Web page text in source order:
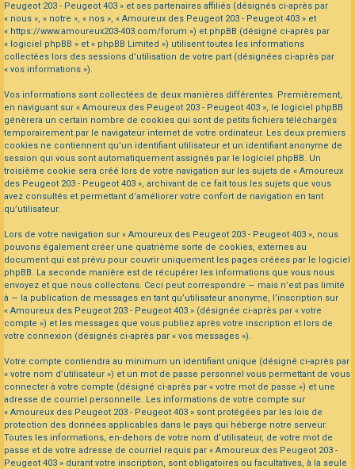
Peugeot 203 - Peugeot 403 » et ses partenaires affiliés (désignés ci-après par
« nous », « notre », « nos », « Amoureux des Peugeot 203 - Peugeot 403 » et
« https://www.amoureux203-403.com/forum ») et phpBB (désigné ci-après par
« logiciel phpBB » et « phpBB Limited ») utilisent toutes les informations
collectées lors des sessions d’utilisation de votre part (désignées ci-après par
« vos informations »).
Vos informations sont collectées de deux manières différentes. Premièrement,
en naviguant sur « Amoureux des Peugeot 203 - Peugeot 403 », le logiciel phpBB
génèrera un certain nombre de cookies qui sont de petits fichiers téléchargés
temporairement par le navigateur internet de votre ordinateur. Les deux premiers
cookies ne contiennent qu’un identifiant utilisateur et un identifiant anonyme de
session qui vous sont automatiquement assignés par le logiciel phpBB. Un
troisième cookie sera créé lors de votre navigation sur les sujets de « Amoureux
des Peugeot 203 - Peugeot 403 », archivant de ce fait tous les sujets que vous
avez consultés et permettant d’améliorer votre confort de navigation en tant
qu’utilisateur.
Lors de votre navigation sur « Amoureux des Peugeot 203 - Peugeot 403 », nous
pouvons également créer une quatrième sorte de cookies, externes au
document qui est prévu pour couvrir uniquement les pages créées par le logiciel
phpBB. La seconde manière est de récupérer les informations que vous nous
envoyez et que nous collectons. Ceci peut correspondre — mais n’est pas limité
à — la publication de messages en tant qu’utilisateur anonyme, l’inscription sur
« Amoureux des Peugeot 203 - Peugeot 403 » (désignée ci-après par « votre
compte ») et les messages que vous publiez après votre inscription et lors de
votre connexion (désignés ci-après par « vos messages »).
Votre compte contiendra au minimum un identifiant unique (désigné ci-après par
« votre nom d’utilisateur ») et un mot de passe personnel vous permettant de vous
connecter à votre compte (désigné ci-après par « votre mot de passe ») et une
adresse de courriel personnelle. Les informations de votre compte sur
« Amoureux des Peugeot 203 - Peugeot 403 » sont protégées par les lois de
protection des données applicables dans le pays qui héberge notre serveur.
Toutes les informations, en-dehors de votre nom d’utilisateur, de votre mot de
passe et de votre adresse de courriel requis par « Amoureux des Peugeot 203 -
Peugeot 403 » durant votre inscription, sont obligatoires ou facultatives, à la seule